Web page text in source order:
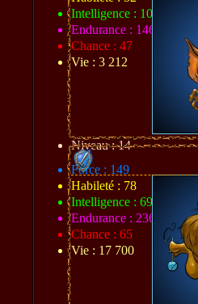
Intelligence : 104
Endurance : 146
Chance : 47
Vie : 3 212
Niveau : 14
Force : 149
Habileté : 78
Intelligence : 69
Endurance : 236
Chance : 65
Vie : 17 700